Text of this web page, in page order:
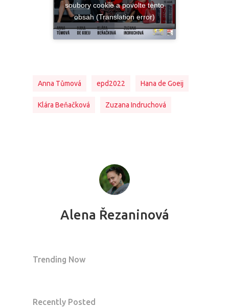
soubory cookie a povolte tento
obsah (Translation error)
Anna Tůmová epd2022 Hana de Goeij
Klára Beňačková Zuzana Indruchová
Alena Řezaninová
Trending Now
Recently Posted